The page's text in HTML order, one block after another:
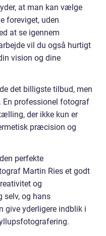
at man kan vælge
foreviget, uden
at se igennem
vil du også hurtigt
vision og dine
det billigste tilbud, men
En professionel fotograf
der ikke kun er
præcision og
perfekte
Martin Ries et godt
og
selv, og hans
give yderligere indblik i